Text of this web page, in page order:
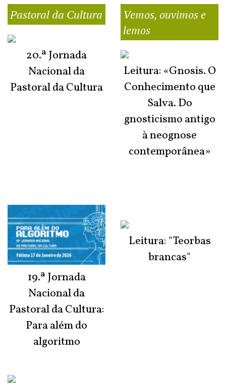
Pastoral da Cultura
20.ª Jornada
Nacional da
Pastoral da Cultura
19.ª Jornada
Nacional da
Pastoral da Cultura:
Para além do
algoritmo
Vemos, ouvimos e
lemos
Leitura: «Gnosis. O
Conhecimento que
Salva. Do
gnosticismo antigo
à neognose
contemporânea»
Leitura: "Teorbas
brancas"